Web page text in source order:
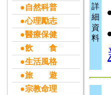
●自然科普
●心理勵志
●醫療保健
●飲 食
●生活風格
●旅 遊
●宗教命理
詳
細
資
料